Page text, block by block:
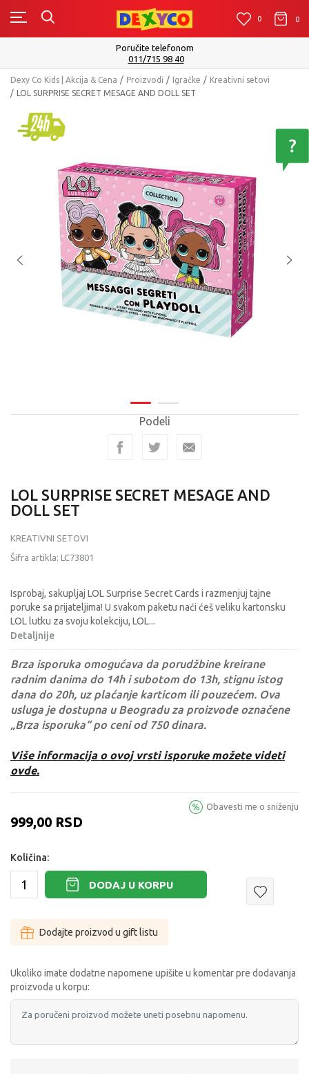
0 0 0
Poručite telefonom
011/715 98 40
Dexy Co Kids | Akcija & Cena Proizvodi Igračke
Kreativni setovi
LOL SURPRISE SECRET MESAGE AND DOLL SET
Podeli
LOL SURPRISE SECRET MESAGE AND
DOLL SET
KREATIVNI SETOVI
Šifra artikla: LC73801
Isprobaj, sakupljaj LOL Surprise Secret Cards i razmenjuj tajne
poruke sa prijateljima! U svakom paketu naći ćeš veliku kartonsku
LOL lutku za svoju kolekciju, LOL...
Detaljnije
Brza isporuka omogućava da porudžbine kreirane
radnim danima do 14h i subotom do 13h, stignu istog
dana do 20h, uz plaćanje karticom ili pouzećem. Ova
usluga je dostupna u Beogradu za proizvode označene
„Brza isporuka“ po ceni od 750 dinara.
Više informacija o ovoj vrsti isporuke možete videti
ovde.
999,00 RSD
Obavesti me o sniženju
Količina:
DODAJ U KORPU
Dodajte proizvod u gift listu
Ukoliko imate dodatne napomene upišite u komentar pre dodavanja
proizvoda u korpu: